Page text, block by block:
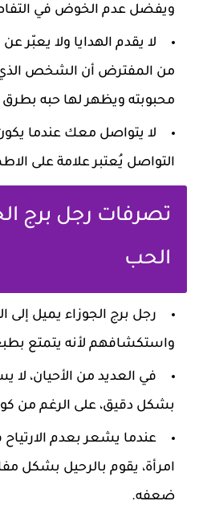
ويفضل عدم الخوض في
لا يقدم الهدايا ولا يعبّر
من المفترض أن الشخص
محبوبته ويظهر لها حبه بطرق
لا يتواصل معك عندما يكون
التواصل يُعتبر علامة على
تصرفات رجل برج
الحب
رجل برج الجوزاء يميل إلى
واستكشافهم لأنه يتمتع
في العديد من الأحيان،
بشكل دقيق، على الرغم من
عندما يشعر بعدم الارتياح
امرأة، يقوم بالرحيل بشكل
ضعفه.